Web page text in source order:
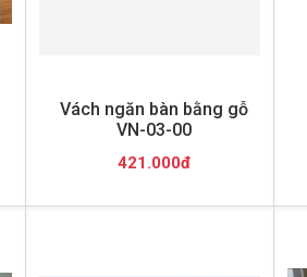
Vách ngăn bàn bằng gỗ
VN-03-00
421.000đ